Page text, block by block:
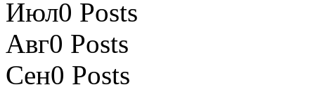
Июл0 Posts
Авг0 Posts
Сен0 Posts